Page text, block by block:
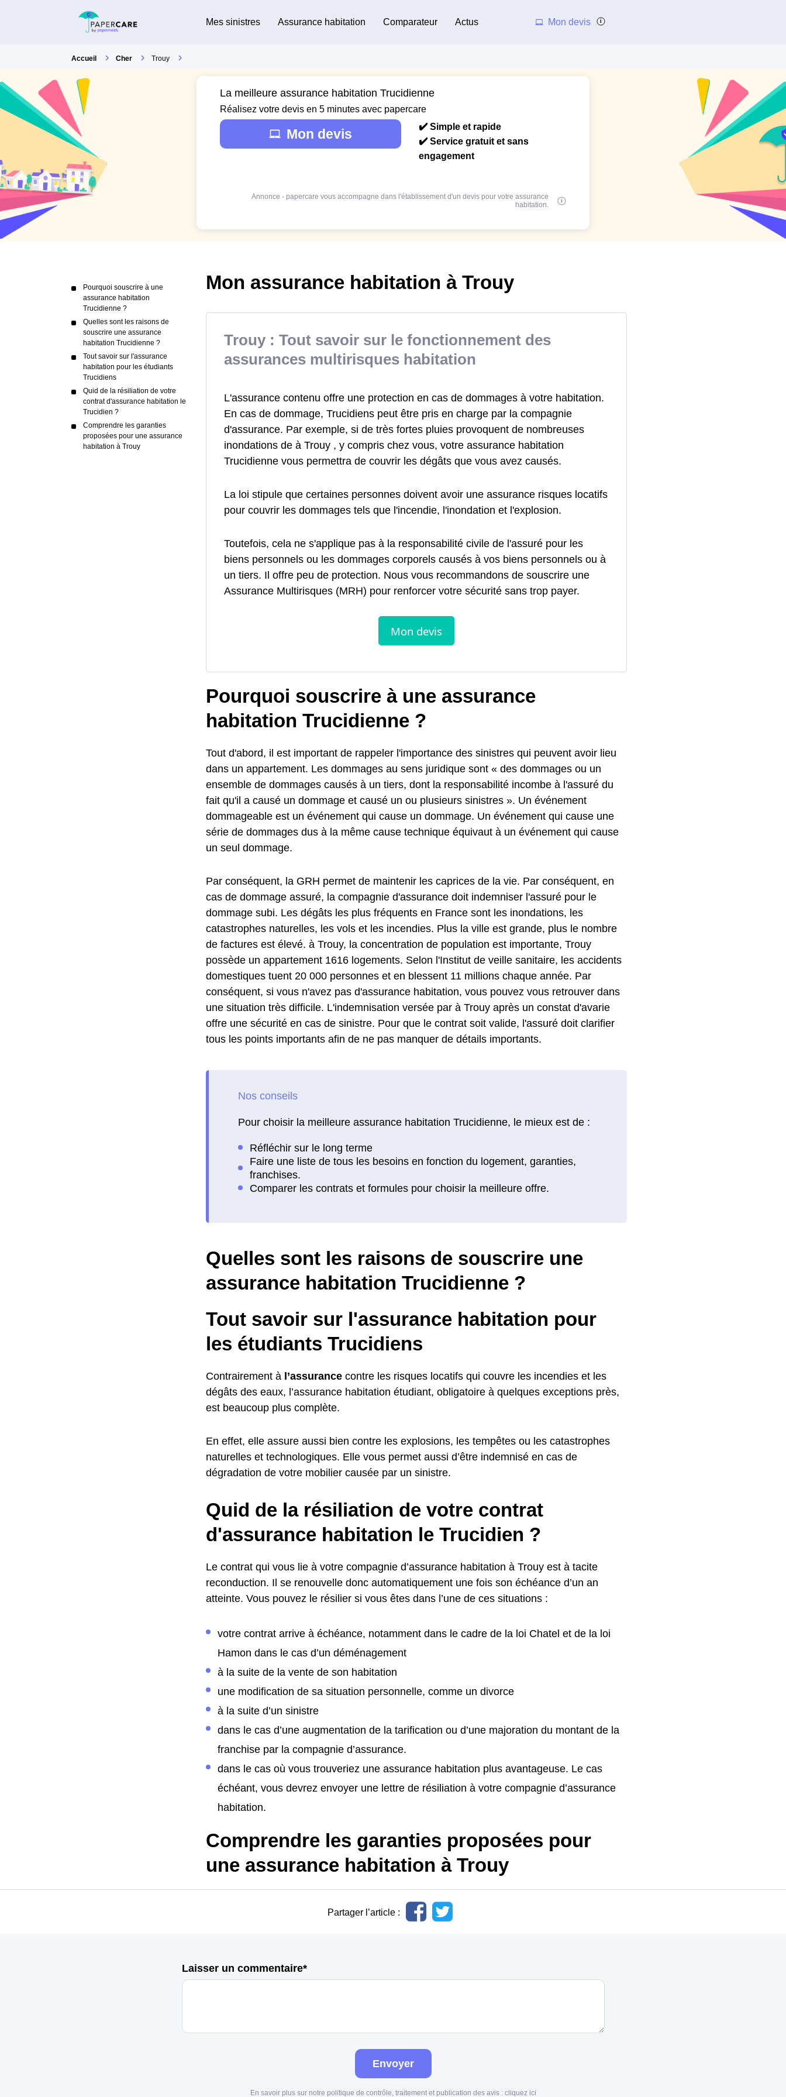
Mes sinistres Assurance habitation Comparateur Actus Mon devis
Accueil Cher Trouy
La meilleure assurance habitation Trucidienne
Réalisez votre devis en 5 minutes avec papercare
Mon devis
✔️ Simple et rapide
✔️ Service gratuit et sans
engagement
Annonce - papercare vous accompagne dans l'établissement d'un devis pour votre assurance
habitation.
Pourquoi souscrire à une
assurance habitation
Trucidienne ?
Quelles sont les raisons de
souscrire une assurance
habitation Trucidienne ?
Tout savoir sur l'assurance
habitation pour les étudiants
Trucidiens
Quid de la résiliation de votre
contrat d'assurance habitation le
Trucidien ?
Comprendre les garanties
proposées pour une assurance
habitation à Trouy
Mon assurance habitation à Trouy
Trouy : Tout savoir sur le fonctionnement des
assurances multirisques habitation
L'assurance contenu offre une protection en cas de dommages à votre habitation.
En cas de dommage, Trucidiens peut être pris en charge par la compagnie
d'assurance. Par exemple, si de très fortes pluies provoquent de nombreuses
inondations de à Trouy , y compris chez vous, votre assurance habitation
Trucidienne vous permettra de couvrir les dégâts que vous avez causés.
La loi stipule que certaines personnes doivent avoir une assurance risques locatifs
pour couvrir les dommages tels que l'incendie, l'inondation et l'explosion.
Toutefois, cela ne s'applique pas à la responsabilité civile de l'assuré pour les
biens personnels ou les dommages corporels causés à vos biens personnels ou à
un tiers. Il offre peu de protection. Nous vous recommandons de souscrire une
Assurance Multirisques (MRH) pour renforcer votre sécurité sans trop payer.
Pourquoi souscrire à une assurance
habitation Trucidienne ?
Tout d'abord, il est important de rappeler l'importance des sinistres qui peuvent avoir lieu
dans un appartement. Les dommages au sens juridique sont « des dommages ou un
ensemble de dommages causés à un tiers, dont la responsabilité incombe à l'assuré du
fait qu'il a causé un dommage et causé un ou plusieurs sinistres ». Un événement
dommageable est un événement qui cause un dommage. Un événement qui cause une
série de dommages dus à la même cause technique équivaut à un événement qui cause
un seul dommage.
Par conséquent, la GRH permet de maintenir les caprices de la vie. Par conséquent, en
cas de dommage assuré, la compagnie d'assurance doit indemniser l'assuré pour le
dommage subi. Les dégâts les plus fréquents en France sont les inondations, les
catastrophes naturelles, les vols et les incendies. Plus la ville est grande, plus le nombre
de factures est élevé. à Trouy, la concentration de population est importante, Trouy
possède un appartement 1616 logements. Selon l'Institut de veille sanitaire, les accidents
domestiques tuent 20 000 personnes et en blessent 11 millions chaque année. Par
conséquent, si vous n'avez pas d'assurance habitation, vous pouvez vous retrouver dans
une situation très difficile. L'indemnisation versée par à Trouy après un constat d'avarie
offre une sécurité en cas de sinistre. Pour que le contrat soit valide, l'assuré doit clarifier
tous les points importants afin de ne pas manquer de détails importants.
Pour choisir la meilleure assurance habitation Trucidienne, le mieux est de :
Quelles sont les raisons de souscrire une
assurance habitation Trucidienne ?
Tout savoir sur l'assurance habitation pour
les étudiants Trucidiens
Contrairement à l’assurance contre les risques locatifs qui couvre les incendies et les
dégâts des eaux, l’assurance habitation étudiant, obligatoire à quelques exceptions près,
est beaucoup plus complète.
En effet, elle assure aussi bien contre les explosions, les tempêtes ou les catastrophes
naturelles et technologiques. Elle vous permet aussi d’être indemnisé en cas de
dégradation de votre mobilier causée par un sinistre.
Quid de la résiliation de votre contrat
d'assurance habitation le Trucidien ?
Le contrat qui vous lie à votre compagnie d’assurance habitation à Trouy est à tacite
reconduction. Il se renouvelle donc automatiquement une fois son échéance d’un an
atteinte. Vous pouvez le résilier si vous êtes dans l’une de ces situations :
votre contrat arrive à échéance, notamment dans le cadre de la loi Chatel et de la loi
Hamon dans le cas d’un déménagement
à la suite de la vente de son habitation
une modification de sa situation personnelle, comme un divorce
à la suite d’un sinistre
dans le cas d’une augmentation de la tarification ou d’une majoration du montant de la
franchise par la compagnie d’assurance.
dans le cas où vous trouveriez une assurance habitation plus avantageuse. Le cas
échéant, vous devrez envoyer une lettre de résiliation à votre compagnie d’assurance
habitation.
Comprendre les garanties proposées pour
une assurance habitation à Trouy
Partager l’article :
Laisser un commentaire*
Envoyer
En savoir plus sur notre politique de contrôle, traitement et publication des avis : cliquez ici